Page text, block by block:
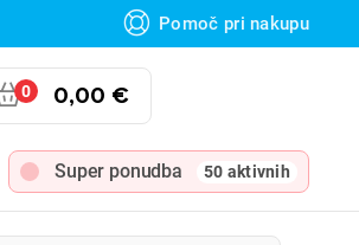
Pomoč pri nakupu
0 0,00 €
Super ponudba 50 aktivnih